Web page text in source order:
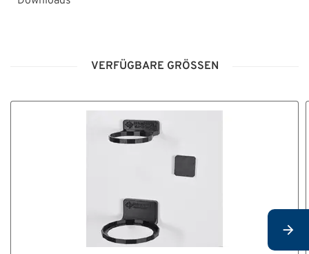
VERFÜGBARE GRÖSSEN